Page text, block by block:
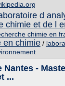
d
chimie et de l
chimie en
en chimie /
Nantes -
...